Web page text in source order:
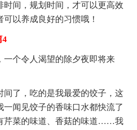
时间，规划时间，才可以更高效
以养成良好的习惯哦！
4
一个令人渴望的除夕夜即将来
间了，吃的是我最爱的饺子，这
一闻见饺子的香味口水都快流了
芹菜的味道、香菇的味道……我